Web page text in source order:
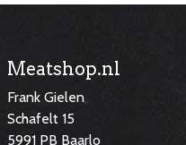
Meatshop.nl
Frank Gielen
Schafelt 15
5991 PB Baarlo